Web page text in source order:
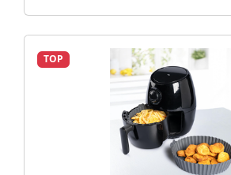
TOP